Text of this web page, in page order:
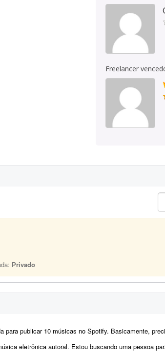
Freelancer
Privado
10 músicas no Spotify. Basicamente, preciso que alguém me ajude a subir essas 10
autoral. Estou buscando uma pessoa para gravar os vocais de uma faixa autoral. Dou